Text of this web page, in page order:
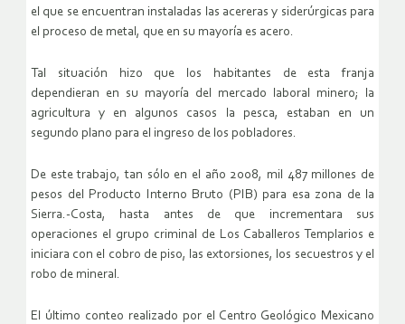
el que se encuentran instaladas las acereras y siderúrgicas para
el proceso de metal, que en su mayoría es acero.
Tal situación hizo que los habitantes de esta franja
dependieran en su mayoría del mercado laboral minero; la
agricultura y en algunos casos la pesca, estaban en un
segundo plano para el ingreso de los pobladores.
De este trabajo, tan sólo en el año 2008, mil 487 millones de
pesos del Producto Interno Bruto (PIB) para esa zona de la
Sierra.-Costa, hasta antes de que incrementara sus
operaciones el grupo criminal de Los Caballeros Templarios e
iniciara con el cobro de piso, las extorsiones, los secuestros y el
robo de mineral.
El último conteo realizado por el Centro Geológico Mexicano